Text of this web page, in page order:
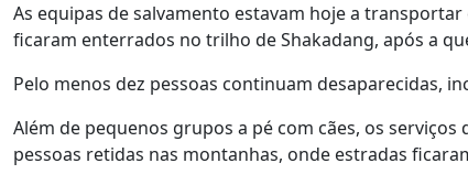
As equipas de salvamento estavam hoje a
ficaram enterrados no trilho de Shakadang, após a
Pelo menos dez pessoas continuam desaparecidas,
Além de pequenos grupos a pé com cães, os
pessoas retidas nas montanhas, onde estradas